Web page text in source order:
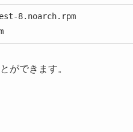
8.noarch.rpm
ができます。